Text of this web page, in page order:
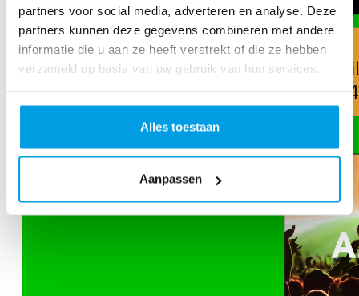
partners voor social media, adverteren en analyse. Deze
partners kunnen deze gegevens combineren met andere
informatie die u aan ze heeft verstrekt of die ze hebben
verzameld op basis van uw gebruik van hun services.
Alles toestaan
Aanpassen